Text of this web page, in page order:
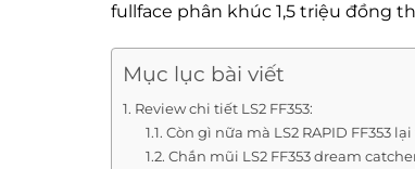
fullface phân khúc 1,5 triệu đồng
Mục lục bài viết
Review chi tiết LS2 FF353:
Còn gì nữa mà LS2 RAPID FF353
Chắn mũi LS2 FF353 dream